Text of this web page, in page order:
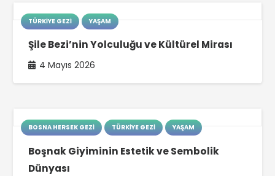
TÜRKIYE GEZI YAŞAM
Şile Bezi’nin Yolculuğu ve Kültürel Mirası
4 Mayıs 2026
BOSNA HERSEK GEZI TÜRKIYE GEZI YAŞAM
Boşnak Giyiminin Estetik ve Sembolik
Dünyası